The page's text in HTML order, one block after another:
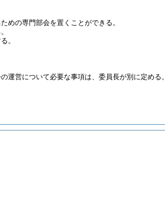
めの専門部会を置くことができる。
。
運営について必要な事項は、委員長が別に定める。